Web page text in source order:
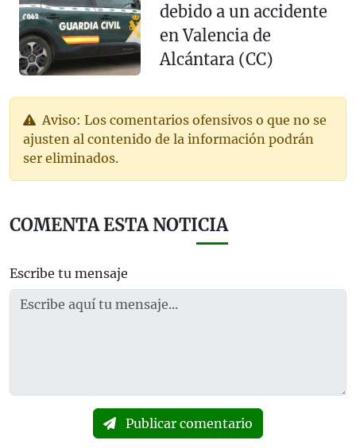
debido a un accidente
en Valencia de
Alcántara (CC)
Aviso: Los comentarios ofensivos o que no se
ajusten al contenido de la información podrán
ser eliminados.
COMENTA ESTA NOTICIA
Escribe tu mensaje
Publicar comentario